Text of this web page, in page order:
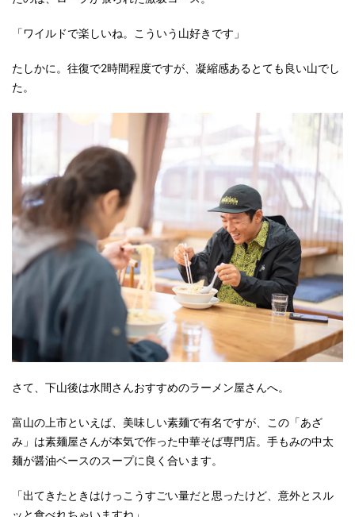
「ワイルドで楽しいね。こういう山好きです」
たしかに。往復で2時間程度ですが、凝縮感あるとても良い山でし
た。
さて、下山後は水間さんおすすめのラーメン屋さんへ。
富山の上市といえば、美味しい素麺で有名ですが、この「あざ
み」は素麺屋さんが本気で作った中華そば専門店。手もみの中太
麺が醤油ベースのスープに良く合います。
「出てきたときはけっこうすごい量だと思ったけど、意外とスル
ッと食べれちゃいますね」